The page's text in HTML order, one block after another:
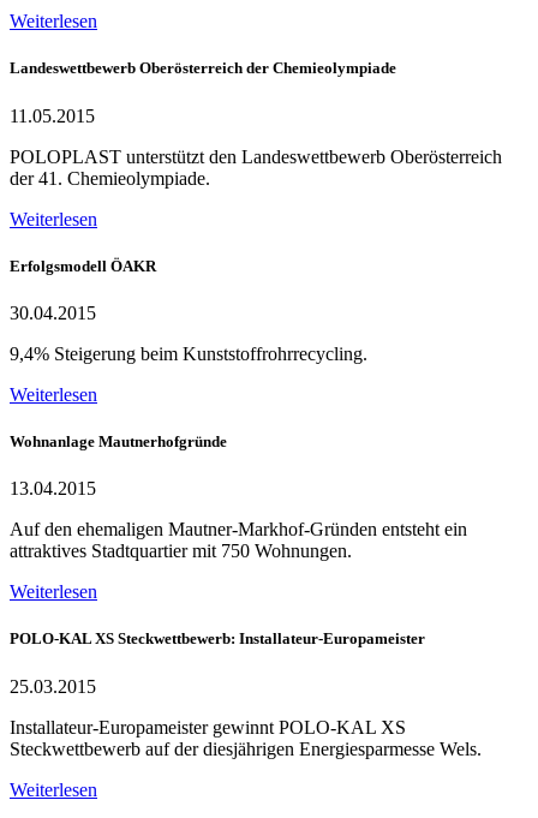
Weiterlesen
Landeswettbewerb Oberösterreich der Chemieolympiade
11.05.2015
POLOPLAST unterstützt den Landeswettbewerb Oberösterreich
der 41. Chemieolympiade.
Weiterlesen
Erfolgsmodell ÖAKR
30.04.2015
9,4% Steigerung beim Kunststoffrohrrecycling.
Weiterlesen
Wohnanlage Mautnerhofgründe
13.04.2015
Auf den ehemaligen Mautner-Markhof-Gründen entsteht ein
attraktives Stadtquartier mit 750 Wohnungen.
Weiterlesen
POLO-KAL XS Steckwettbewerb: Installateur-Europameister
25.03.2015
Installateur-Europameister gewinnt POLO-KAL XS
Steckwettbewerb auf der diesjährigen Energiesparmesse Wels.
Weiterlesen